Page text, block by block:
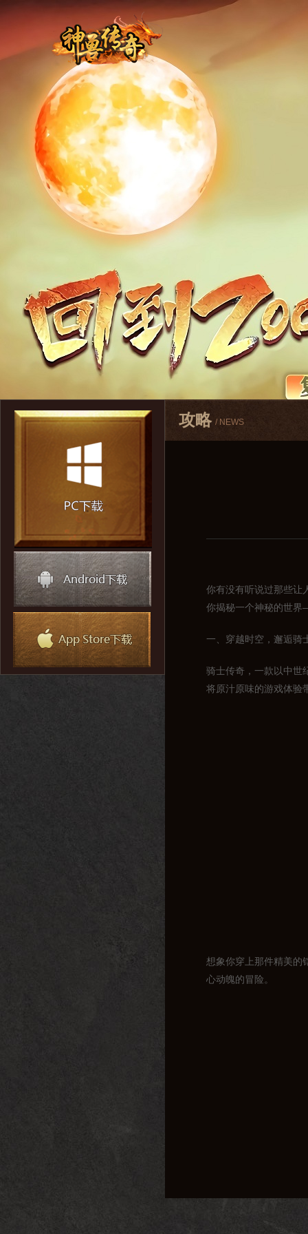
攻略 / NEWS
你有没有听说过那些让
你揭秘一个神秘的世
一、穿越时空，邂逅骑
骑士传奇，一款以中世
将原汁原味的游戏体验
想象你穿上那件精美的
心动魄的冒险。